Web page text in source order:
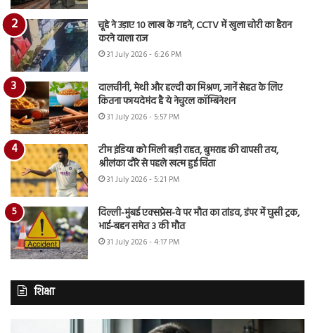
चूहे ने उड़ाए 10 लाख के गहने, CCTV में खुला चोरी का हैरान
करने वाला राज
31 July 2026 - 6:26 PM
दालचीनी, मेथी और हल्दी का मिश्रण, जानें सेहत के लिए
कितना फायदेमंद है ये नेचुरल कॉम्बिनेशन
31 July 2026 - 5:57 PM
टीम इंडिया को मिली बड़ी राहत, बुमराह की वापसी तय,
श्रीलंका दौरे से पहले खत्म हुई चिंता
31 July 2026 - 5:21 PM
दिल्ली-मुंबई एक्सप्रेस-वे पर मौत का तांडव, डंपर में घुसी ट्रक,
भाई-बहन समेत 3 की मौत
31 July 2026 - 4:17 PM
शिक्षा